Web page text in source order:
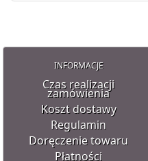
INFORMACJE
Czas realizacji
zamówienia
Koszt dostawy
Regulamin
Doręczenie towaru
Płatności